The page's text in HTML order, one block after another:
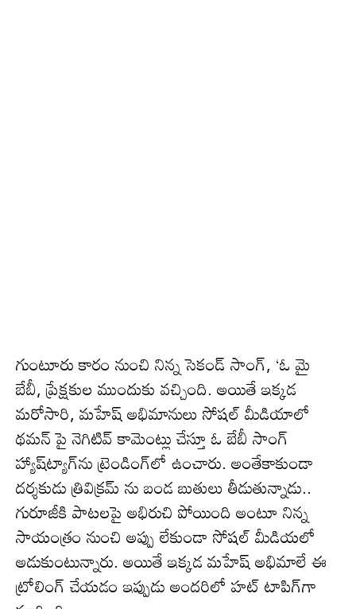
గుంటూరు కారం నుంచి నిన్న సెకండ్ సాంగ్‌, ‘ఓ మై
బేబీ, ప్రేక్ష‌కుల ముందుకు వ‌చ్చింది. అయితే ఇక్క‌డ
మరోసారి, మహేష్ అభిమానులు సోష‌ల్ మీడియాలో
థమన్ పై నెగిటివ్ కామెంట్లు చేస్తూ ఓ బేబీ సాంగ్
హ్యాష్‌ట్యాగ్‌ను ట్రెండింగ్‌లో ఉంచారు. అంతేకాకుండా
దర్శకుడు త్రివిక్ర‌మ్ ను బండ బుతులు తీడుతున్నాడు..
గురూజీకి పాట‌ల‌పై అభిరుచి పోయింది అంటూ నిన్న
సాయంత్రం నుంచి అప్పు లేకుండా సోష‌ల్ మీడియ‌లో
అడుకుంటున్నారు. అయితే ఇక్క‌డ మ‌హేష్ అభిమాలే ఈ
ట్రోలింగ్ చేయ‌డం ఇప్పుడు అంద‌రిలో హ‌ట్ టాపిగ్‌గా